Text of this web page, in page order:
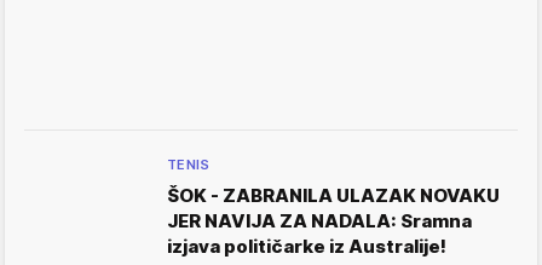
TENIS
ŠOK - ZABRANILA ULAZAK NOVAKU
JER NAVIJA ZA NADALA: Sramna
izjava političarke iz Australije!